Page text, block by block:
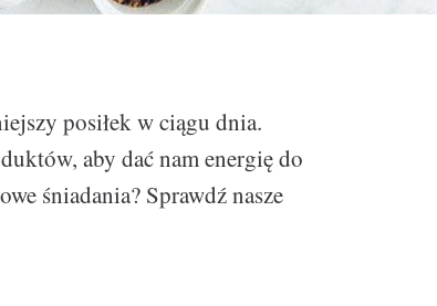
posiłek w ciągu dnia.
aby dać nam energię do
śniadania? Sprawdź nasze